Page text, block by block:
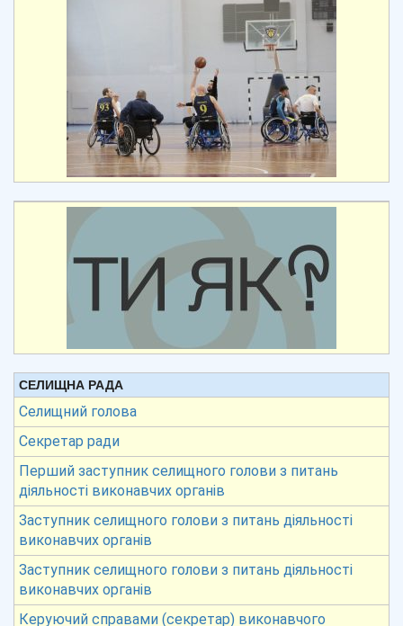
СЕЛИЩНА РАДА
Селищний голова
Секретар ради
Перший заступник селищного голови з питань
діяльності виконавчих органів
Заступник селищного голови з питань діяльності
виконавчих органів
Заступник селищного голови з питань діяльності
виконавчих органів
Керуючий справами (секретар) виконавчого